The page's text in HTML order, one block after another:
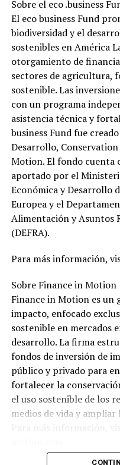
Sobre el eco .business
El eco business Fund
biodiversidad y el
sostenibles en América
otorgamiento de
sectores de agricultura,
sostenible. Las
con un programa
asistencia técnica y
business Fund fue
Desarrollo,
Motion. El fondo cuenta
aportado por el
Económica y Desarrollo
Europea y el
Alimentación y Asuntos
(DEFRA).
Para más información,
Sobre Finance in Motion
Finance in Motion es un
impacto, enfocado
sostenible en mercados
desarrollo. La firma
fondos de inversión de
público y privado para
fortalecer la
el uso sostenible de los
medios de vida y